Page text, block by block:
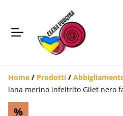
Home / Prodotti /
lana merino infeltrito Gilet nero
%